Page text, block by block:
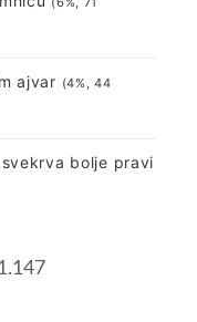
ajvar (4%, 44
bolje pravi